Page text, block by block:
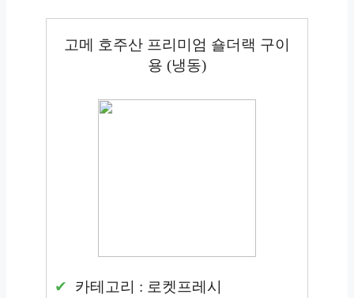
고메 호주산 프리미엄 숄더랙 구이
용 (냉동)
카테고리 : 로켓프레시